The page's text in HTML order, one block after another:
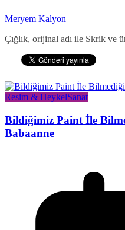
Meryem Kalyon
Çığlık, orijinal adı ile Skrik ve
Resim & HeykelSanat
Bildiğimiz Paint İle
Babaanne